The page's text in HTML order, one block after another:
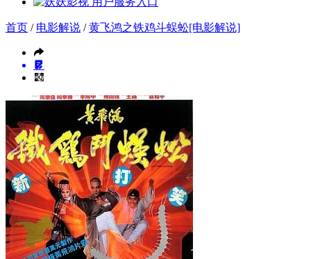
首页 / 电影解说 /黄飞鸿之铁鸡斗蜈蚣[电影解说]